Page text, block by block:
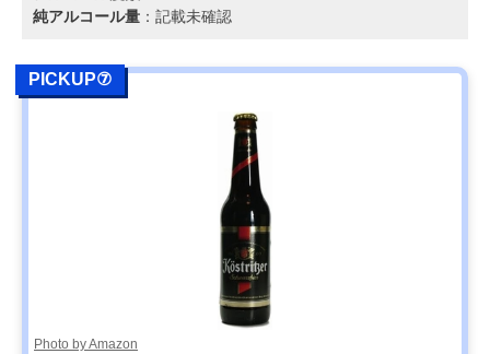
純アルコール量 ：記載未確認
PICKUP⑦
Photo by Amazon